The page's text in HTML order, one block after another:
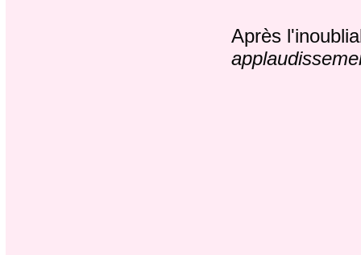
Après